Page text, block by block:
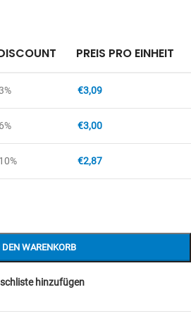
DEN WARENKORB
PREIS PRO EINHEIT
€3,09
6% €3,00
10% €2,87
hinzufügen